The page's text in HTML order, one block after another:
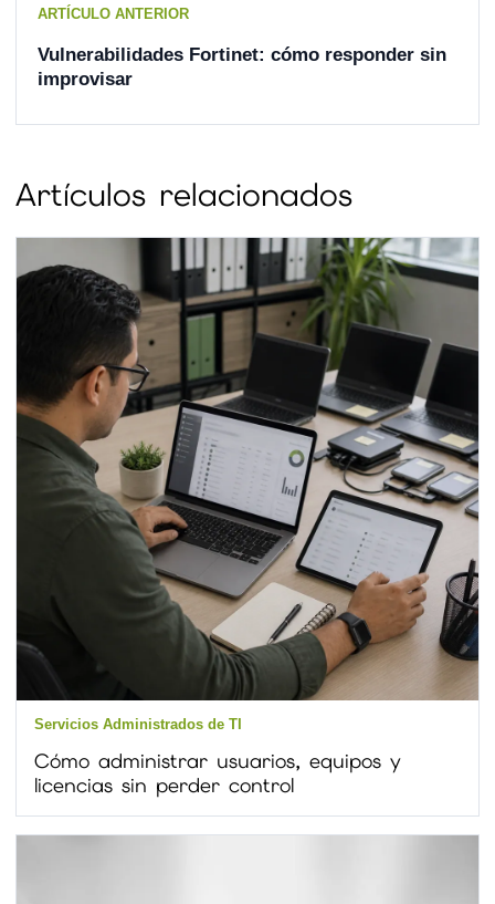
ARTÍCULO ANTERIOR
Vulnerabilidades Fortinet: cómo responder sin
improvisar
Artículos relacionados
Servicios Administrados de TI
Cómo administrar usuarios, equipos y
licencias sin perder control